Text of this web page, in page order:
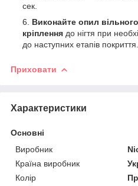
сек.
Виконайте опил
кріплення до нігтя при
до наступних етапів покриття.
Приховати
Характеристики
Основні
Виробник
Країна виробник
Колір